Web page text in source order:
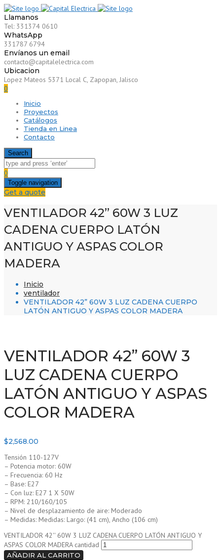
Llamanos
Tel: 331374 0610
WhatsApp
331787 6794
Envíanos un email
contacto@capitalelectrica.com
Ubicacion
Lopez Mateos 5371 Local C, Zapopan, Jalisco
0
Inicio
Proyectos
Catálogos
Tienda en Linea
Contacto
Search
0
Toggle navigation
Get a quote
VENTILADOR 42” 60W 3 LUZ
CADENA CUERPO LATÓN
ANTIGUO Y ASPAS COLOR
MADERA
Inicio
ventilador
VENTILADOR 42” 60W 3 LUZ CADENA CUERPO
LATÓN ANTIGUO Y ASPAS COLOR MADERA
VENTILADOR 42” 60W 3
LUZ CADENA CUERPO
LATÓN ANTIGUO Y ASPAS
COLOR MADERA
$2,568.00
Tensión 110-127V
– Potencia motor: 60W
– Frecuencia: 60 Hz
– Base: E27
– Con luz: E27 1 X 50W
– RPM: 210/160/105
– Nivel de desplazamiento de aire: Moderado
– Medidas: Medidas: Largo: (41 cm), Ancho (106 cm)
VENTILADOR 42'' 60W 3 LUZ CADENA CUERPO LATÓN ANTIGUO Y
ASPAS COLOR MADERA cantidad
AÑADIR AL CARRITO